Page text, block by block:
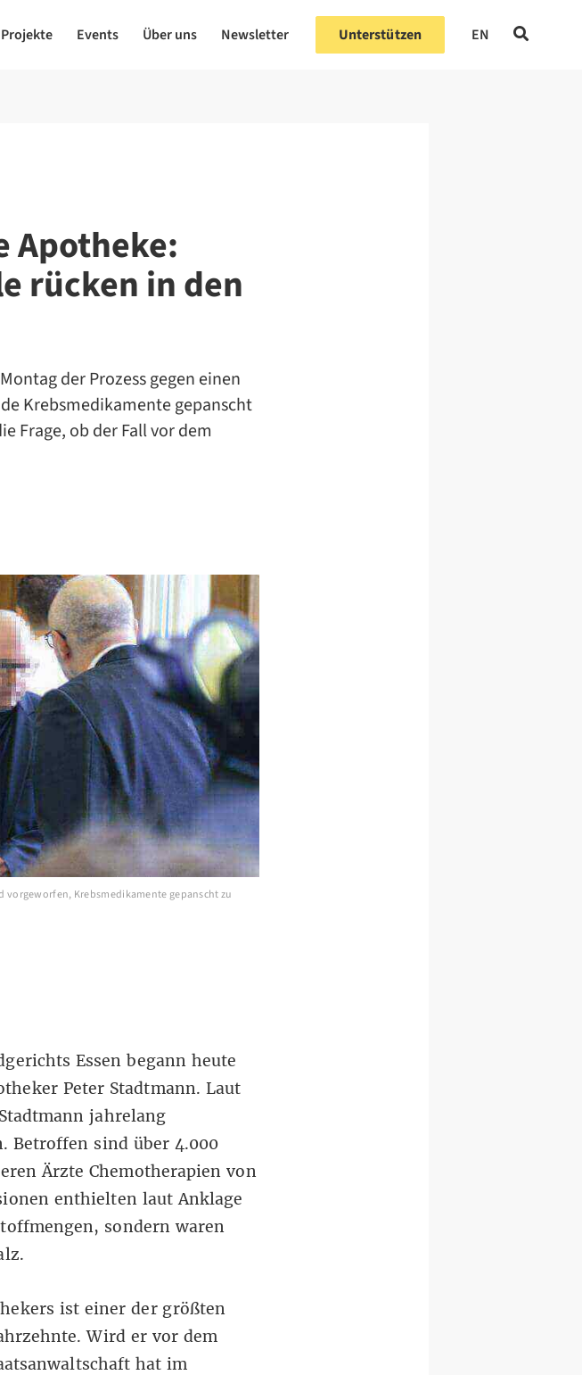
Projekte Events Über uns Newsletter Unterstützen EN
Apotheke:
rücken in den
der Prozess gegen einen
Krebsmedikamente gepanscht
Frage, ob der Fall vor dem
vorgeworfen, Krebsmedikamente gepanscht zu
Essen begann heute
Peter Stadtmann. Laut
jahrelang
Betroffen sind über 4.000
Ärzte Chemotherapien von
enthielten laut Anklage
sondern waren
ist einer der größten
Wird er vor dem
hat im